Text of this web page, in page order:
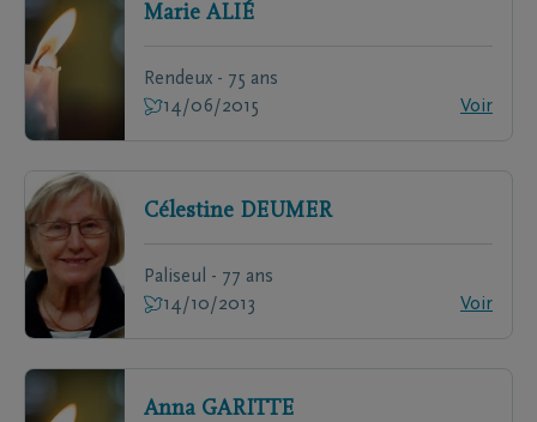
Marie ALIÉ
Rendeux - 75 ans
14/06/2015
Voir
Célestine DEUMER
Paliseul - 77 ans
14/10/2013
Voir
Anna GARITTE